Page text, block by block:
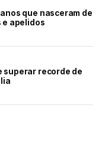
que nasceram de
e apelidos
superar recorde de